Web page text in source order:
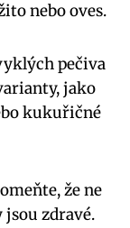
nebo oves.
pečiva
jako
kukuřičné
že ne
zdravé.